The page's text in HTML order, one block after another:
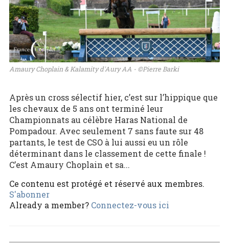
Amaury Choplain & Kalamity d'Aury AA - ©Pierre Barki
Après un cross sélectif hier, c’est sur l’hippique que
les chevaux de 5 ans ont terminé leur
Championnats au célèbre Haras National de
Pompadour. Avec seulement 7 sans faute sur 48
partants, le test de CSO à lui aussi eu un rôle
déterminant dans le classement de cette finale !
C’est Amaury Choplain et sa...
Ce contenu est protégé et réservé aux membres.
S'abonner
Already a member? Connectez-vous ici